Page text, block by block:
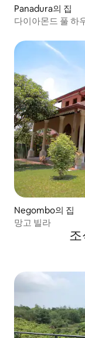
Panadura의 집
다이아몬드 풀 하
Negombo의 집
망고 빌라